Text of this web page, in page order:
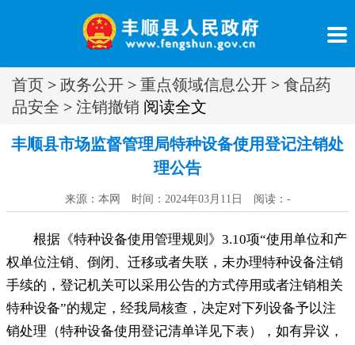
首页 > 政务公开 > 重点领域信息公开 > 食品药
品安全 > 注销撤销 阅读全文
丰顺县市场监督管理局特种设备使用登记注销处
理公告
来源：本网 时间：2024年03月11日 阅读： -
根据《特种设备使用管理规则》3.10项“使用单位和产
权单位注销、倒闭、迁移或者失联 ， 未办理特种设备注销
手续的，登记机关可以采用公告的方式停用或者注销相关
特种设备”的规定 ， 经我局核查，决定对下列设备予以注
销处理（特种设备使用登记清单详见下表）
， 如有异议，